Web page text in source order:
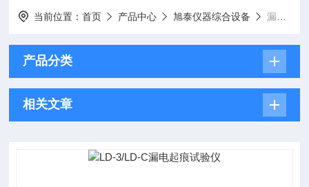
当前位置：首页 产品中心 旭泰仪器综合设备 漏电起痕试验仪
产品分类
相关文章